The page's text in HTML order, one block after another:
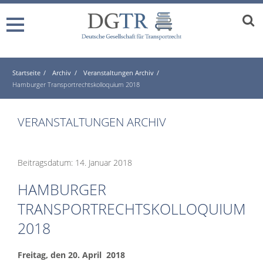
Startseite Archiv
Veranstaltungen Archiv
Hamburger Transportrechtskolloquium 2018
VERANSTALTUNGEN ARCHIV
Beitragsdatum: 14. Januar 2018
HAMBURGER
TRANSPORTRECHTSKOLLOQUIUM
2018
Freitag, den 20. April 2018